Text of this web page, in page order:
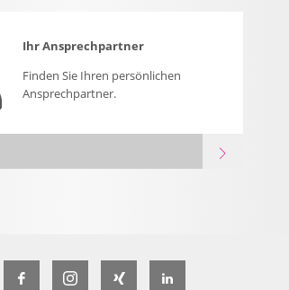
Ihr Ansprechpartner
Finden Sie Ihren persönlichen
Ansprechpartner.